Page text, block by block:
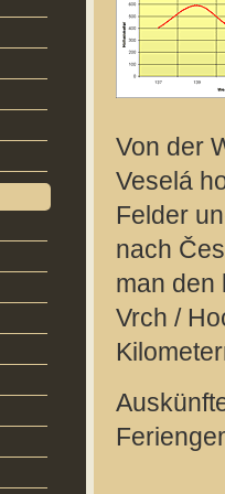
Von der
Veselá
Felder
nach
man den
Vrch /